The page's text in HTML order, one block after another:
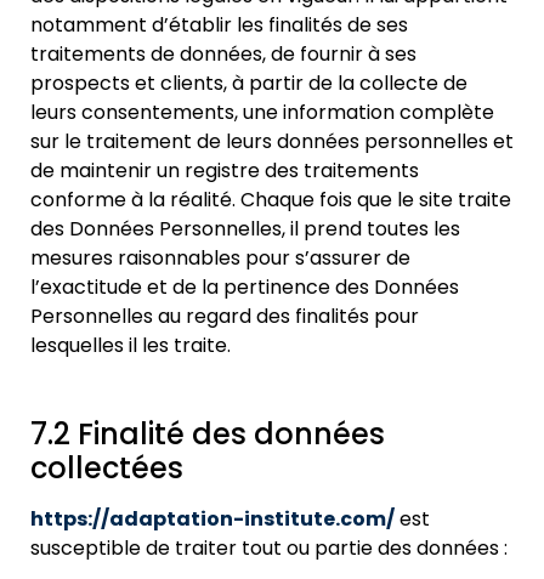
notamment d’établir les finalités de ses
traitements de données, de fournir à ses
prospects et clients, à partir de la collecte de
leurs consentements, une information complète
sur le traitement de leurs données personnelles et
de maintenir un registre des traitements
conforme à la réalité. Chaque fois que le site traite
des Données Personnelles, il prend toutes les
mesures raisonnables pour s’assurer de
l’exactitude et de la pertinence des Données
Personnelles au regard des finalités pour
lesquelles il les traite.
7.2 Finalité des données
collectées
https://adaptation-institute.com/est
susceptible de traiter tout ou partie des données :